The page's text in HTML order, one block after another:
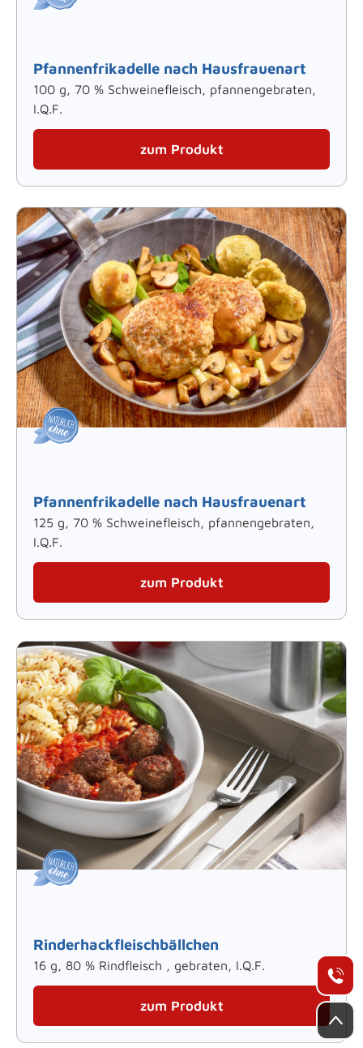
Pfannenfrikadelle nach Hausfrauenart
100 g, 70 % Schweinefleisch, pfannengebraten,
I.Q.F.
zum Produkt
Pfannenfrikadelle nach Hausfrauenart
125 g, 70 % Schweinefleisch, pfannengebraten,
I.Q.F.
zum Produkt
Rinderhackfleischbällchen
16 g, 80 % Rindfleisch , gebraten, I.Q.F.
zum Produkt